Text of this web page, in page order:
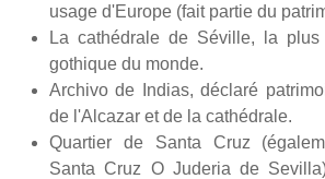
usage d'Europe (fait partie du
La cathédrale de Séville, la plus
gothique du monde.
Archivo de Indias, déclaré
de l'Alcazar et de la cathédrale.
Quartier de Santa Cruz
Santa Cruz O Juderia de